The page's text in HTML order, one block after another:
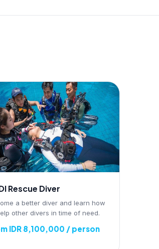
Rescue Diver
a better diver and learn how
other divers in time of need.
IDR 8,100,000 / person